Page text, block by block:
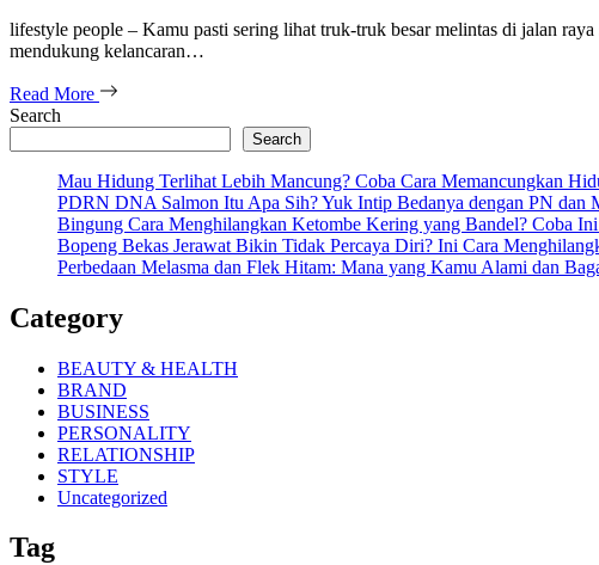
lifestyle people – Kamu pasti sering lihat truk-truk besar melintas di jalan
mendukung kelancaran…
Read More
Search
Search
Mau Hidung Terlihat Lebih Mancung? Coba Cara Memancungkan
PDRN DNA Salmon Itu Apa Sih? Yuk Intip Bedanya dengan PN dan
Bingung Cara Menghilangkan Ketombe Kering yang Bandel? Coba
Bopeng Bekas Jerawat Bikin Tidak Percaya Diri? Ini Cara
Perbedaan Melasma dan Flek Hitam: Mana yang Kamu Alami dan
Category
BEAUTY & HEALTH
BRAND
BUSINESS
PERSONALITY
RELATIONSHIP
STYLE
Uncategorized
Tag